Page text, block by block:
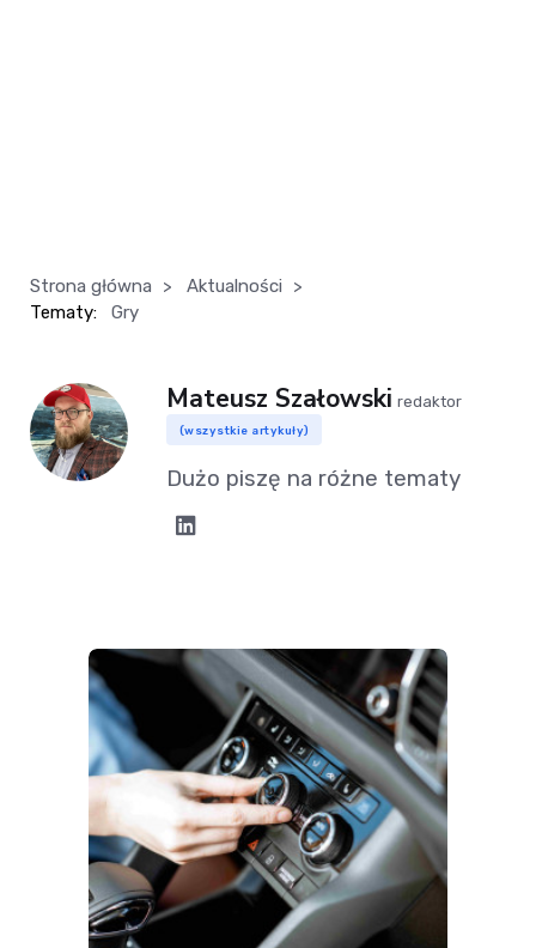
Strona główna > Aktualności
>
Tematy:
Gry
Mateusz Szałowski redaktor
(wszystkie artykuły)
Dużo piszę na różne tematy